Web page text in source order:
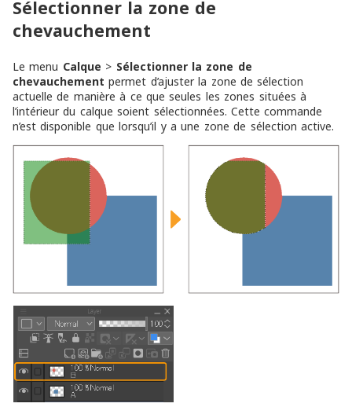
Sélectionner la zone de
chevauchement
Le menu Calque > Sélectionner la zone de
chevauchement permet d’ajuster la zone de sélection
actuelle de manière à ce que seules les zones situées à
l’intérieur du calque soient sélectionnées. Cette commande
n’est disponible que lorsqu’il y a une zone de sélection active.